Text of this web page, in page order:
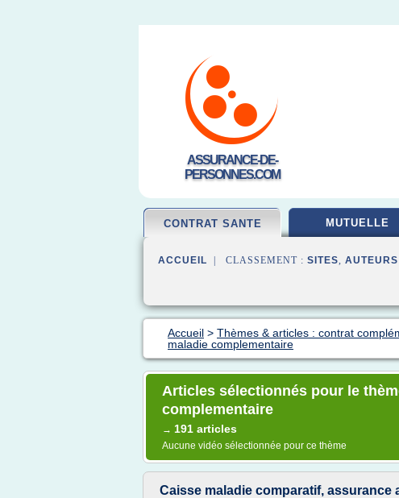
ASSURANCE-DE-
PERSONNES.COM
CONTRAT SANTE MUTUELLE
ACCUEIL | CLASSEMENT : SITES,
Accueil > Thèmes & articles : contrat
maladie complementaire
Articles sélectionnés pour le
complementaire
→ 191 articles
Aucune vidéo sélectionnée pour ce thème
Caisse maladie comparatif, assurance